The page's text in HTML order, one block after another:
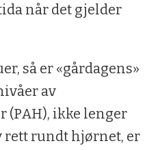
når det gjelder
så er «gårdagens»
av
(PAH), ikke lenger
rett rundt hjørnet, er